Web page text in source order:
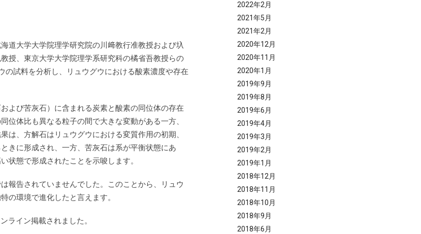
道大学大学院理学研究院の川﨑教行准教授および圦
授、東京大学大学院理学系研究科の橘省吾教授らの
試料を分析し、リュウグウにおける酸素濃度や存在
よび苦灰石）に含まれる炭素と酸素の同位体の存在
位体比も異なる粒子の間で大きな変動がある一方、
は、方解石はリュウグウにおける変質作用の初期、
きに形成され、一方、苦灰石は系が平衡状態にあ
状態で形成されたことを示唆します。
報告されていませんでした。このことから、リュウ
の環境で進化したと言えます。
ライン掲載されました。
2022年2月
2021年5月
2021年2月
2020年12月
2020年11月
2020年1月
2019年9月
2019年8月
2019年6月
2019年4月
2019年3月
2019年2月
2019年1月
2018年12月
2018年11月
2018年10月
2018年9月
2018年6月